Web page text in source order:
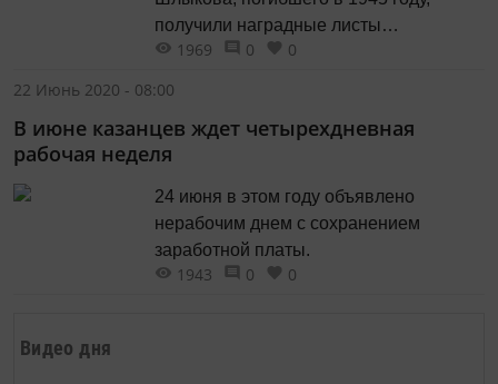
Видео дня
получили наградные листы
и удостоверения к орденам, которые
1969 0
0
22 Июнь 2020 - 08:00
В июне казанцев ждет четырехдневная
рабочая неделя
24 июня в этом году объявлено
нерабочим днем с сохранением
заработной платы.
1943 0 0